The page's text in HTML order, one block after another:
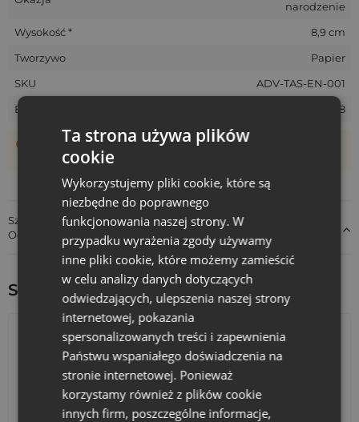
kreatywny kalendarz adwentowy dla dzieci!
Na każdej karcie znajduje się inne zadanie na każdy dzień
adwentu. Świąteczne zadania adwentowe pomagają
dzieciom w pełni uczestniczyć w przygotowaniach do świąt.
Karty z zadaniami do kalendarzy adwentowychto
doskonały sposób na ciekawe spędzenie czasu dla całej
rodziny. Zamów wasz zestaw jeszcze dziś i poczujcie
magiczny, świąteczny nastrój już od pierwszego dnia
adwentu.
narodzenie
Wysokość *
8,9 cm
Tworzywo
Papier
SKU
ADV-TAS-EN-001
EAN
5903003410478
Woreczki szyte są ręcznie, dlatego ich rzeczywisty rozmiar
może różnić +/- 1 cm
Szczegóły dotyczące zgodności produktu z przepisami:
Odpowiedzialność za produkt
Sprawdź inne ciekawe produkty:
Ta strona używa plików
cookie
Wykorzystujemy pliki cookie, które są
niezbędne do poprawnego
funkcjonowania naszej strony. W
przypadku wyrażenia zgody używamy
inne pliki cookie, które możemy zamieścić
w celu analizy danych dotyczących
odwiedzających, ulepszenia naszej strony
internetowej, pokazania
spersonalizowanych treści i zapewnienia
Państwu wspaniałego doświadczenia na
stronie internetowej. Ponieważ
korzystamy również z plików cookie
innych firm, poszczególne informacje,